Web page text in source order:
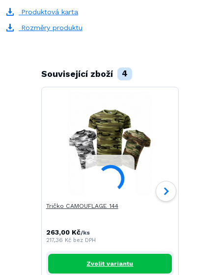
Produktová karta
Rozměry produktu
Související zboží 4
Tričko CAMOUFLAGE 144
263,00 Kč/ks
217,36 Kč bez DPH
Zvolit variantu